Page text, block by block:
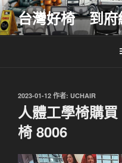
跳
至
主
台灣好椅 到府
發
於
2023-01-12 作者: UCHAIR
人體工學椅購
椅 8006